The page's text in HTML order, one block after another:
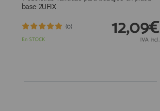
base 2UFIX
En STOCK
(0) 12,09€
IVA Incl.